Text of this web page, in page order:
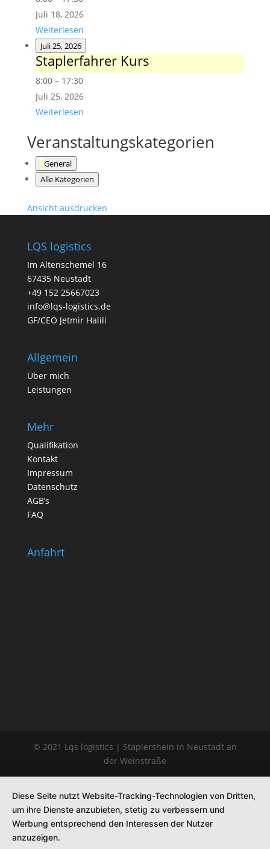
Juli 18, 2026
Weiterlesen
Juli 25, 2026
Staplerfahrer
Kurs
Staplerfahrer Kurs
8:00 – 17:30
Juli 25, 2026
Weiterlesen
Veranstaltungskategorien
General
Alle Kategorien
Ansichtausdrucken
LQS logistics
Im Altenschemel 16
67435 Neustadt
+49 152 25667023
info@lqs-logistics.de
GF/CEO Jetmir Halili
Allgemein
Über mich
Leistungen
Mehr
Qualifikation
Kontakt
Impressum
Datenschutz
AGB’s
FAQ
Anfahrt
© 2021 Lqs logistics | Staplershein in Neustadt an
der Weinstraße
Diese Seite nutzt Website-Tracking-Technologien von Dritten,
um ihre Dienste anzubieten, stetig zu verbessern und
Werbung entsprechend den Interessen der Nutzer
anzuzeigen.